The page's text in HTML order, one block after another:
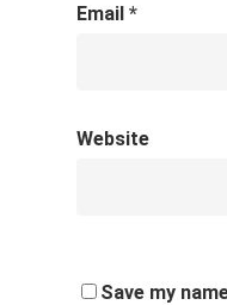
Email *
Website
Save my